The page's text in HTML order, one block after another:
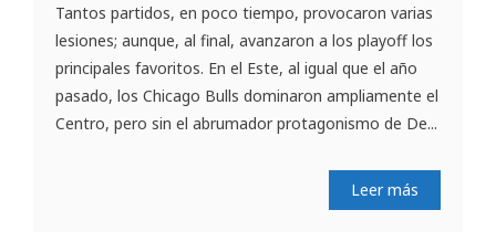
Tantos partidos, en poco tiempo, provocaron varias
lesiones; aunque, al final, avanzaron a los playoff los
principales favoritos. En el Este, al igual que el año
pasado, los Chicago Bulls dominaron ampliamente el
Centro, pero sin el abrumador protagonismo de De...
Leer más